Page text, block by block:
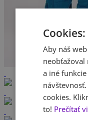
Aby náš
neobťažoval
a iné
cookies.
to! Prečítať